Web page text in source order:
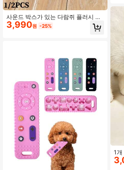
사운드 박스가 있는 다람쥐 플러시 인
형 - 초부드러운 고양이와 개 플러시
인형, 상호작용 씹는 인형, 지루함 해
3,990원 -25%
1개
식
감